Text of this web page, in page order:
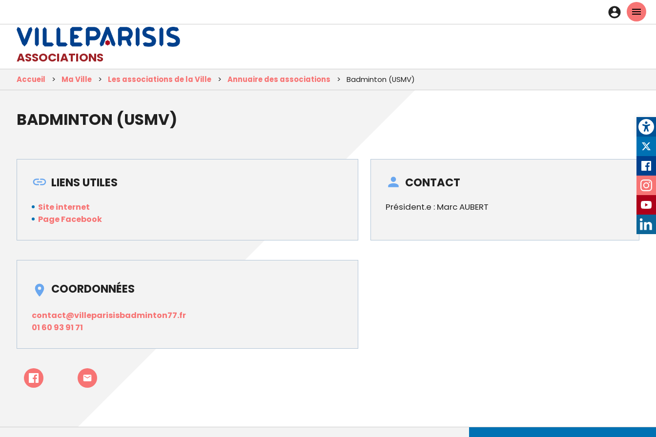
En-
tête
ASSOCIATIONS
Accueil Ma Ville Les associations de la Ville Annuaire des associations Badminton (USMV)
BADMINTON (USMV)
LIENS UTILES
Site internet
Page Facebook
CONTACT
Président.e : Marc AUBERT
COORDONNÉES
contact@villeparisisbadminton77.fr
01 60 93 91 71